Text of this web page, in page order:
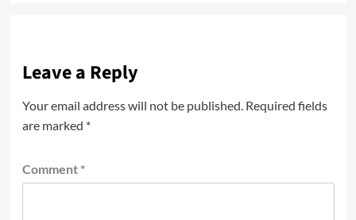
Leave a Reply
Your email address will not be published. Required fields
are marked *
Comment *